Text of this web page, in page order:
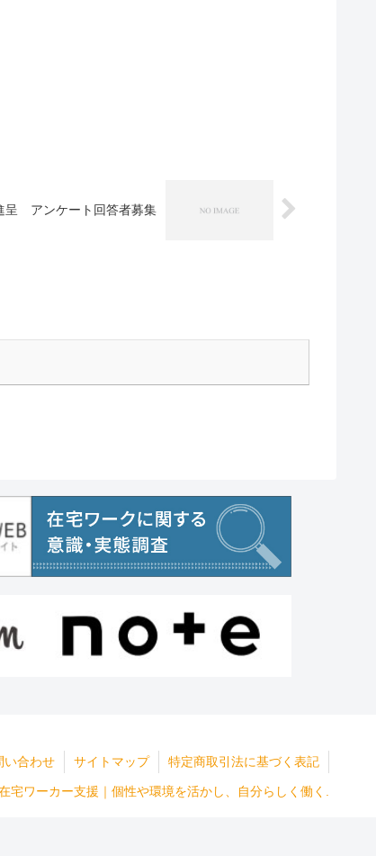
呈 アンケート回答者募集
い合わせ サイトマップ 特定商取引法に基づく表記
宅ワーカー支援｜個性や環境を活かし、自分らしく働く.